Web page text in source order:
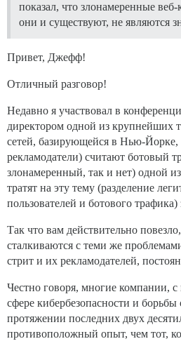
показал, что злонамеренные
они и существуют, не являются
Привет, Джефф!
Отличный разговор!
Недавно я участвовал в
директором одной из крупнейших
сетей, базирующейся в Нью-Йорке,
рекламодатели) считают ботовый
злонамеренный, так и нет) одной
тратят на эту тему (разделение
пользователей и ботового трафика)
Так что вам действительно
сталкиваются с теми же
стрит и их рекламодателей,
Честно говоря, многие компании,
сфере кибербезопасности и
протяжении последних двух
противоположный опыт, чем тот,